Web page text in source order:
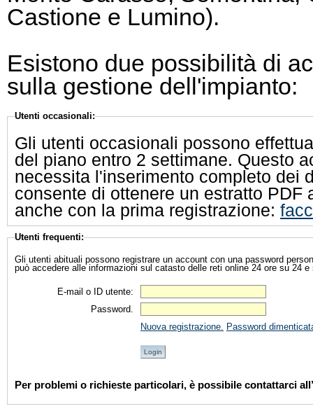
Castione e Lumino).
Esistono due possibilità di
sulla gestione dell'impianto:
Utenti occasionali:
Gli utenti occasionali possono
del piano entro 2 settimane. Questo
necessita l'inserimento completo dei
consente di ottenere un estratto PDF
anche con la prima registrazione:
Utenti frequenti:
Gli utenti abituali possono registrare un account con una password
può accedere alle informazioni sul catasto delle reti online 24 ore su 24
E-mail o ID utente:
Password.
Nuova registrazione. Password
Per problemi o richieste particolari, è possibile contattarci